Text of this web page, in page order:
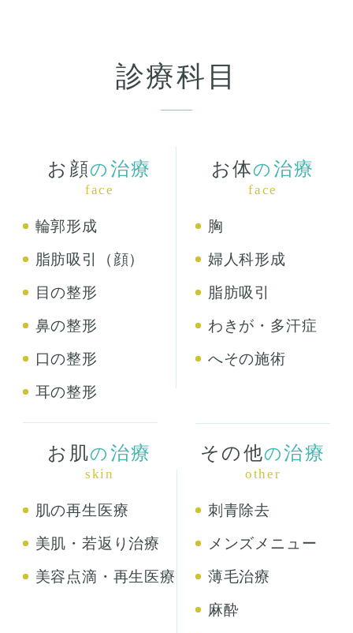
診療科目
お顔の 治療
face
輪郭形成
脂肪吸引（顔）
目の整形
鼻の整形
口の整形
耳の整形
お体の 治療
face
胸
婦人科形成
脂肪吸引
わきが・多汗症
へその施術
お肌の 治療
skin
肌の再生医療
美肌・若返り治療
美容点滴・再生医療
その他の治療
other
刺青除去
メンズメニュー
薄毛治療
麻酔